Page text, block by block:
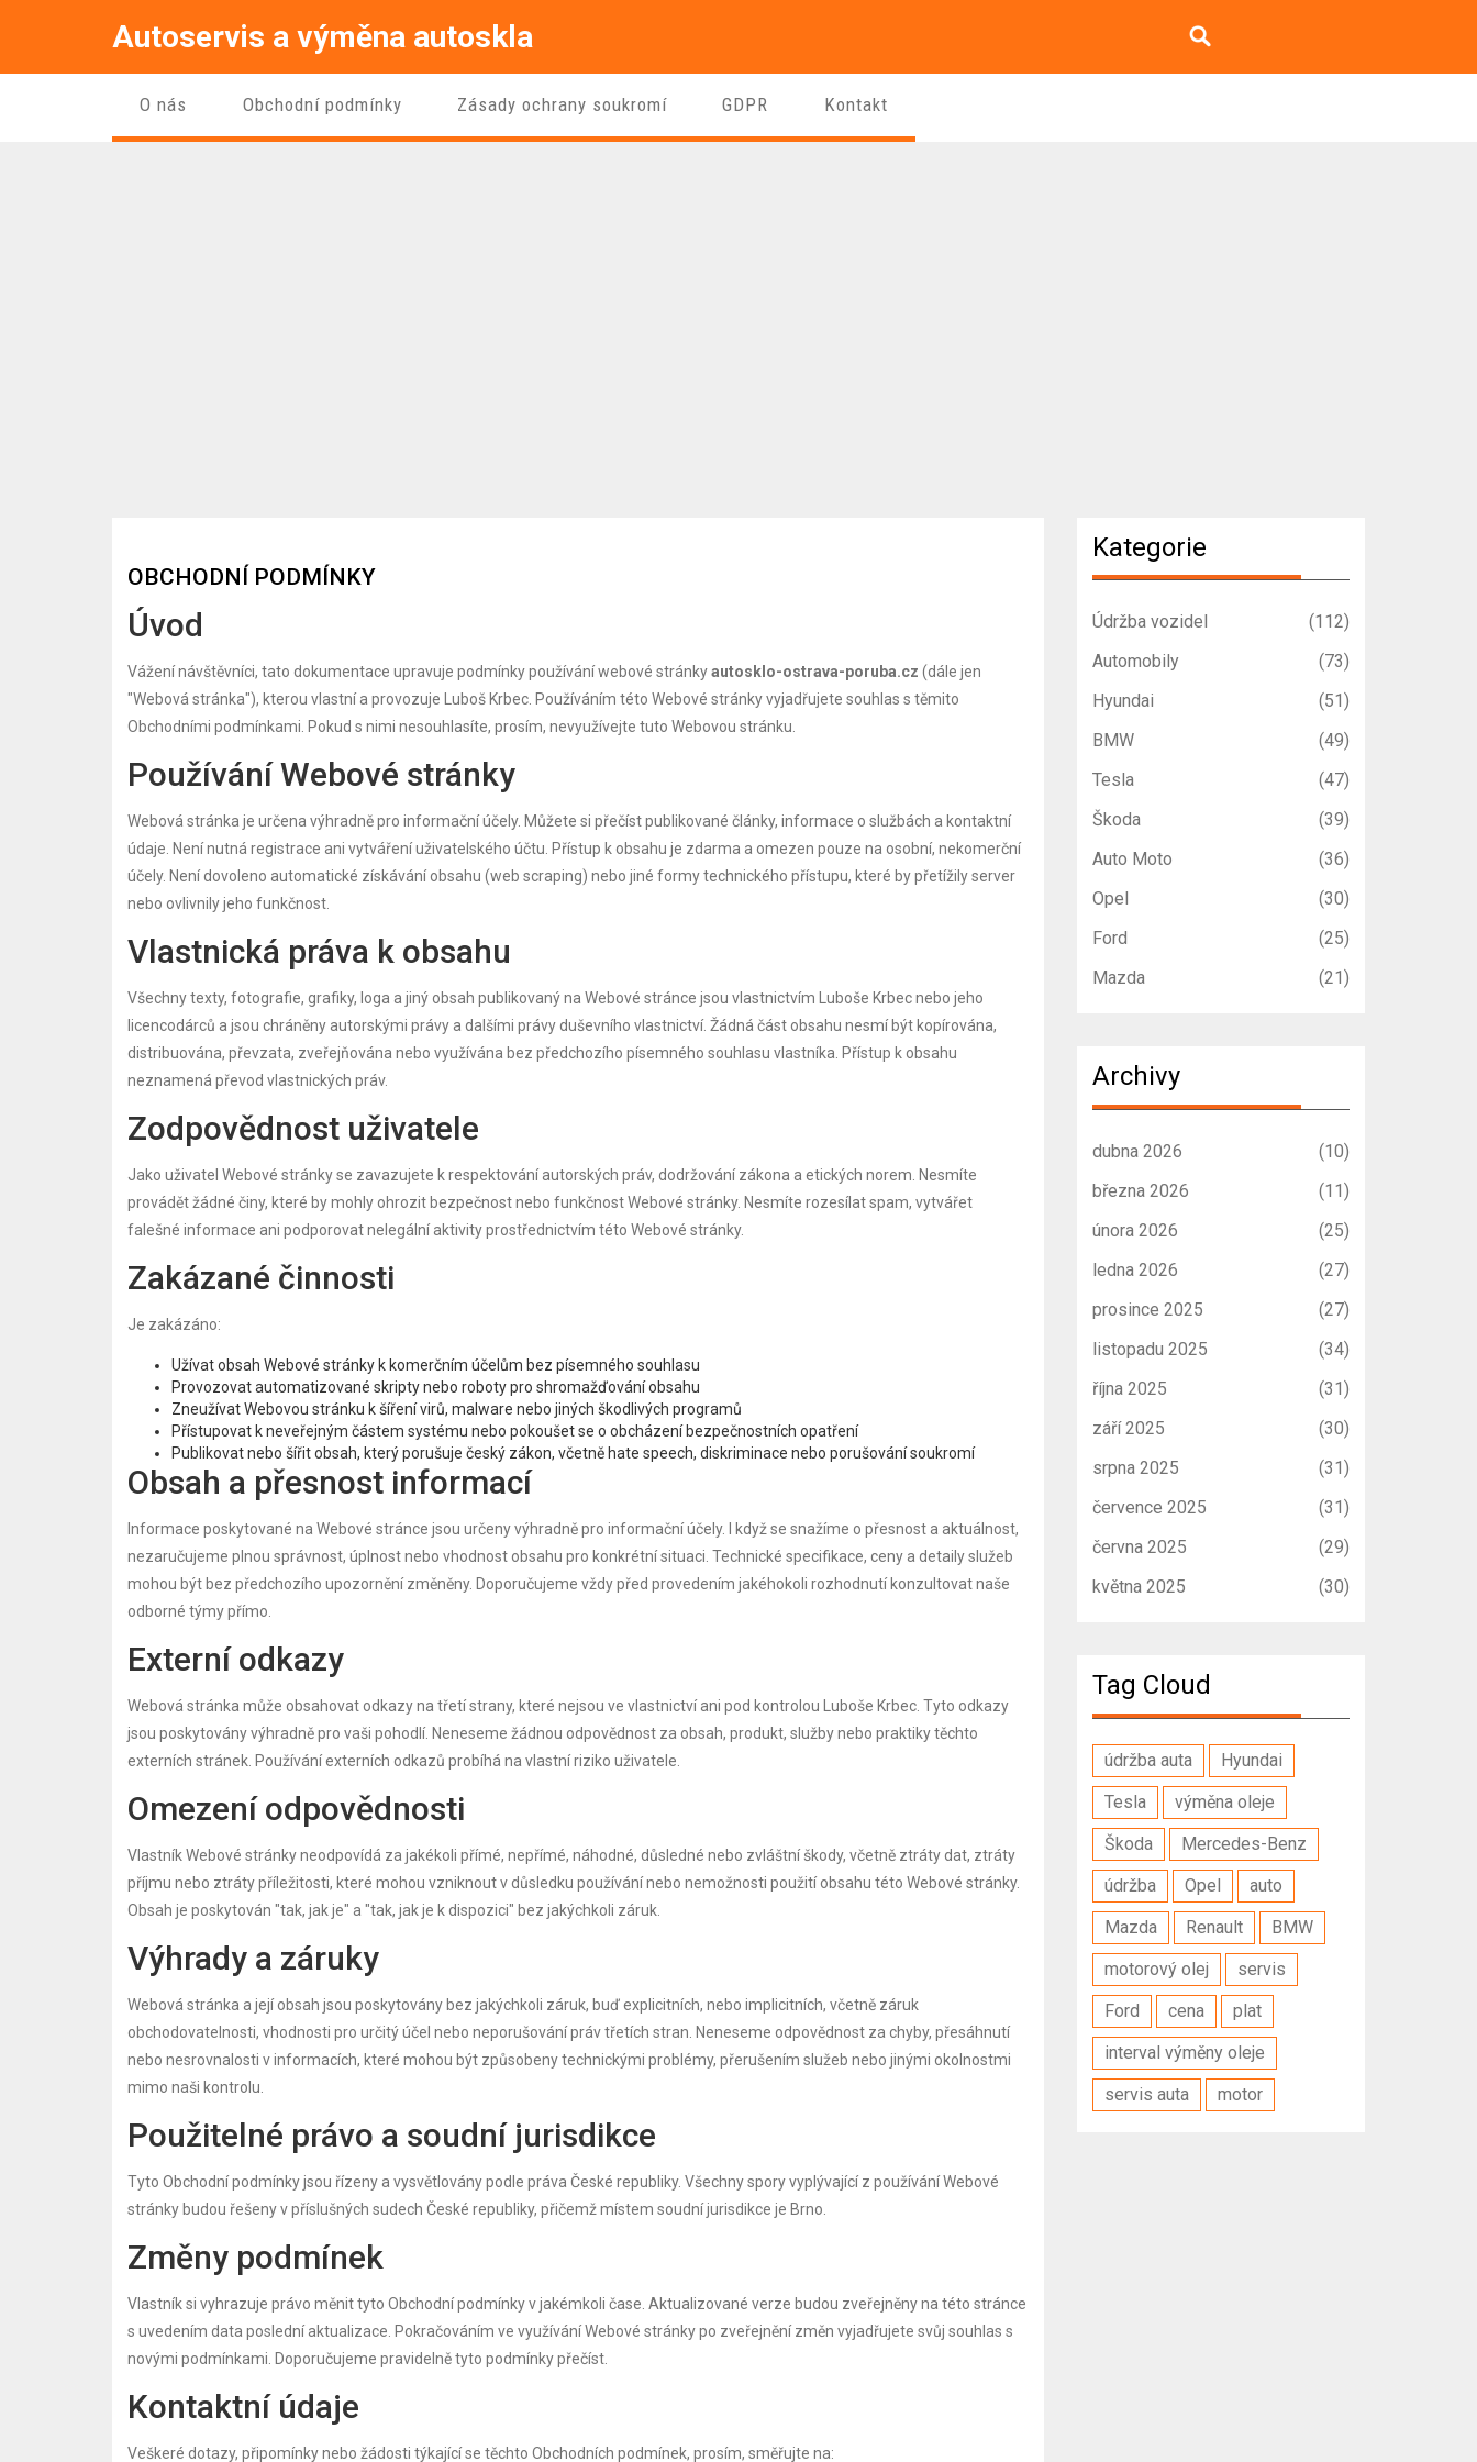
Autoservis a výměna autoskla
O nás Obchodní podmínky Zásady ochrany soukromí GDPR Kontakt
OBCHODNÍ PODMÍNKY
Úvod
Vážení návštěvníci, tato dokumentace upravuje podmínky používání webové stránkyautosklo-ostrava-poruba.cz (dále jen
"Webová stránka"), kterou vlastní a provozuje Luboš Krbec. Používáním této Webové stránky vyjadřujete souhlas s těmito
Obchodními podmínkami. Pokud s nimi nesouhlasíte, prosím, nevyužívejte tuto Webovou stránku.
Používání Webové stránky
Webová stránka je určena výhradně pro informační účely. Můžete si přečíst publikované články, informace o službách a kontaktní
údaje. Není nutná registrace ani vytváření uživatelského účtu. Přístup k obsahu je zdarma a omezen pouze na osobní, nekomerční
účely. Není dovoleno automatické získávání obsahu (web scraping) nebo jiné formy technického přístupu, které by přetížily server
nebo ovlivnily jeho funkčnost.
Vlastnická práva k obsahu
Všechny texty, fotografie, grafiky, loga a jiný obsah publikovaný na Webové stránce jsou vlastnictvím Luboše Krbec nebo jeho
licencodárců a jsou chráněny autorskými právy a dalšími právy duševního vlastnictví. Žádná část obsahu nesmí být kopírována,
distribuována, převzata, zveřejňována nebo využívána bez předchozího písemného souhlasu vlastníka. Přístup k obsahu
neznamená převod vlastnických práv.
Zodpovědnost uživatele
Jako uživatel Webové stránky se zavazujete k respektování autorských práv, dodržování zákona a etických norem. Nesmíte
provádět žádné činy, které by mohly ohrozit bezpečnost nebo funkčnost Webové stránky. Nesmíte rozesílat spam, vytvářet
falešné informace ani podporovat nelegální aktivity prostřednictvím této Webové stránky.
Zakázané činnosti
Je zakázáno:
Užívat obsah Webové stránky k komerčním účelům bez písemného souhlasu
Provozovat automatizované skripty nebo roboty pro shromažďování obsahu
Zneužívat Webovou stránku k šíření virů, malware nebo jiných škodlivých programů
Přístupovat k neveřejným částem systému nebo pokoušet se o obcházení bezpečnostních opatření
Publikovat nebo šířit obsah, který porušuje český zákon, včetně hate speech, diskriminace nebo porušování soukromí
Obsah a přesnost informací
Informace poskytované na Webové stránce jsou určeny výhradně pro informační účely. I když se snažíme o přesnost a aktuálnost,
nezaručujeme plnou správnost, úplnost nebo vhodnost obsahu pro konkrétní situaci. Technické specifikace, ceny a detaily služeb
mohou být bez předchozího upozornění změněny. Doporučujeme vždy před provedením jakéhokoli rozhodnutí konzultovat naše
odborné týmy přímo.
Externí odkazy
Webová stránka může obsahovat odkazy na třetí strany, které nejsou ve vlastnictví ani pod kontrolou Luboše Krbec. Tyto odkazy
jsou poskytovány výhradně pro vaši pohodlí. Neneseme žádnou odpovědnost za obsah, produkt, služby nebo praktiky těchto
externích stránek. Používání externích odkazů probíhá na vlastní riziko uživatele.
Omezení odpovědnosti
Vlastník Webové stránky neodpovídá za jakékoli přímé, nepřímé, náhodné, důsledné nebo zvláštní škody, včetně ztráty dat, ztráty
příjmu nebo ztráty příležitosti, které mohou vzniknout v důsledku používání nebo nemožnosti použití obsahu této Webové stránky.
Obsah je poskytován "tak, jak je" a "tak, jak je k dispozici" bez jakýchkoli záruk.
Výhrady a záruky
Webová stránka a její obsah jsou poskytovány bez jakýchkoli záruk, buď explicitních, nebo implicitních, včetně záruk
obchodovatelnosti, vhodnosti pro určitý účel nebo neporušování práv třetích stran. Neneseme odpovědnost za chyby, přesáhnutí
nebo nesrovnalosti v informacích, které mohou být způsobeny technickými problémy, přerušením služeb nebo jinými okolnostmi
mimo naši kontrolu.
Použitelné právo a soudní jurisdikce
Tyto Obchodní podmínky jsou řízeny a vysvětlovány podle práva České republiky. Všechny spory vyplývající z používání Webové
stránky budou řešeny v příslušných sudech České republiky, přičemž místem soudní jurisdikce je Brno.
Změny podmínek
Vlastník si vyhrazuje právo měnit tyto Obchodní podmínky v jakémkoli čase. Aktualizované verze budou zveřejněny na této stránce
s uvedením data poslední aktualizace. Pokračováním ve využívání Webové stránky po zveřejnění změn vyjadřujete svůj souhlas s
novými podmínkami. Doporučujeme pravidelně tyto podmínky přečíst.
Kontaktní údaje
Veškeré dotazy, připomínky nebo žádosti týkající se těchto Obchodních podmínek, prosím, směřujte na:
Kategorie
Údržba vozidel
(112)
Automobily
(73)
Hyundai
(51)
BMW
(49)
Tesla
(47)
Škoda
(39)
Auto Moto
(36)
Opel
(30)
Ford
(25)
Mazda
(21)
Archivy
dubna 2026
(10)
března 2026
(11)
února 2026
(25)
ledna 2026
(27)
prosince 2025
(27)
listopadu 2025
(34)
října 2025
(31)
září 2025
(30)
srpna 2025
(31)
července 2025
(31)
června 2025
(29)
května 2025
(30)
Tag Cloud
údržba auta
Hyundai
Tesla
výměna oleje
Škoda
Mercedes-Benz
údržba
Opel
auto
Mazda
Renault
BMW
motorový olej
servis
Ford
cena
plat
interval výměny oleje
servis auta
motor